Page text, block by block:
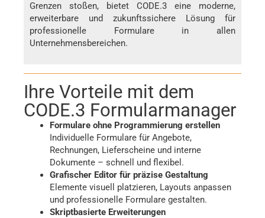
Grenzen stoßen, bietet CODE.3 eine moderne,
erweiterbare und zukunftssichere Lösung für
professionelle Formulare in allen
Unternehmensbereichen.
Ihre Vorteile mit dem
CODE.3 Formularmanager
Formulare ohne Programmierung erstellen
Individuelle Formulare für Angebote,
Rechnungen, Lieferscheine und interne
Dokumente – schnell und flexibel.
Grafischer Editor für präzise Gestaltung
Elemente visuell platzieren, Layouts anpassen
und professionelle Formulare gestalten.
Skriptbasierte Erweiterungen